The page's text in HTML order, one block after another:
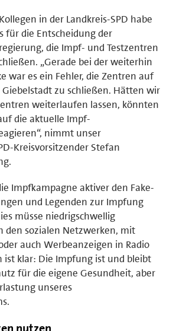
in der Landkreis-SPD habe
für die Entscheidung der
die Impf- und Testzentren
„Gerade bei der weiterhin
war es ein Fehler, die Zentren auf
Giebelstadt zu schließen. Hätten wir
weiterlaufen lassen, könnten
die aktuelle Impf-
nimmt unser
Kreisvorsitzender Stefan
Impfkampagne aktiver den Fake-
und Legenden zur Impfung
müsse niedrigschwellig
den sozialen Netzwerken, mit
auch Werbeanzeigen in Radio
ist klar: Die Impfung ist und bleibt
für die eigene Gesundheit, aber
unseres
nutzen